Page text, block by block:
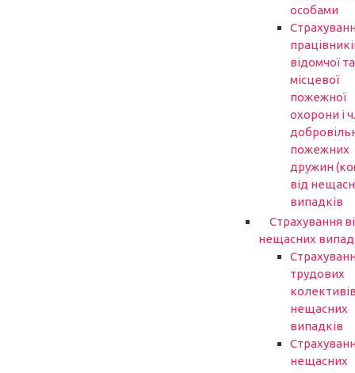
особами
відомчої та
місцевої
пожежної
охорони і
пожежних
дружин
від
випадків
Страхування
нещасних
трудових
нещасних
випадків
нещасних